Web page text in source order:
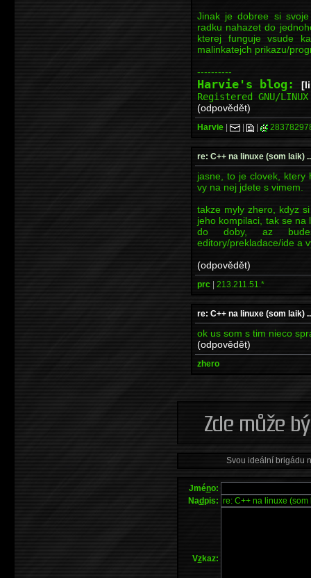
Jinak je dobree si
radku nahazet do
kterej funguje vsude
malinkatejch prikazu/
----------
Harvie's blog:
Registered GNU/
(odpovědět)
Harvie | | |
re: C++ na linuxe (som laik)
jasne, to je clovek, ktery
vy na nej jdete s vimem.
takze myly zhero, kdyz
jeho kompilaci, tak se na
do doby, az
editory/prekladace/ide a
(odpovědět)
prc | 213.211.51.*
re: C++ na linuxe (som laik)
ok us som s tim nieco
(odpovědět)
zhero
Svou ideální brigádu
Jméno:
Nadpis:
Vzkaz: